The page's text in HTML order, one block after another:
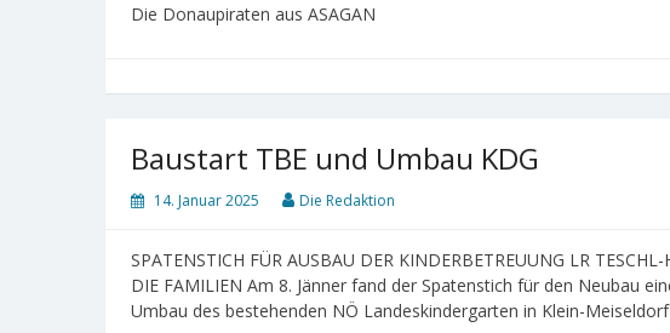
Die Donaupiraten aus ASAGAN
Baustart TBE und Umbau KDG
14. Januar 2025 Die Redaktion
SPATENSTICH FÜR AUSBAU DER KINDERBETREUUNG LR
DIE FAMILIEN Am 8. Jänner fand der Spatenstich für den Neubau
Umbau des bestehenden NÖ Landeskindergarten in Klein-